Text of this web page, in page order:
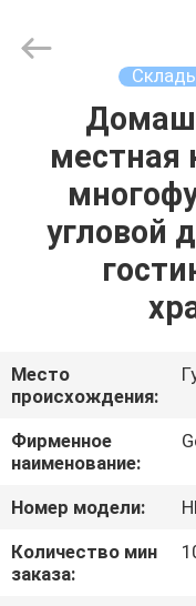
ПРОДУКТЫ
ВИДЕО
НАС
ФАБРИКИ
ПРОВЕРКА
КАЧЕСТВА
Limited.
местная
угловой
Место
происхождения:
Фирменное
наименование:
Номер модели:
Количество мин
заказа: